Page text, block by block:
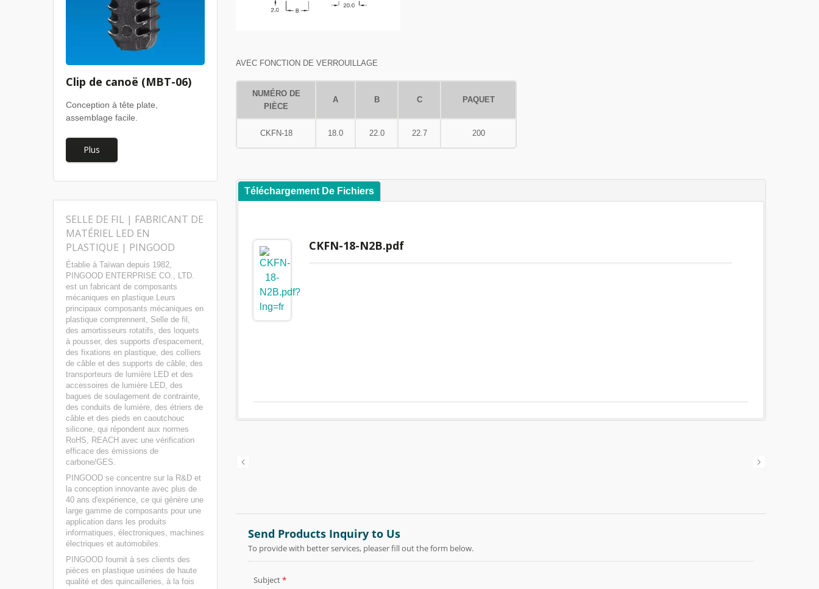
Clip de canoë (MBT-06)
Conception à tête plate,
assemblage facile.
Plus
SELLE DE FIL | FABRICANT DE
MATÉRIEL LED EN
PLASTIQUE | PINGOOD
Établie à Taïwan depuis 1982,
PINGOOD ENTERPRISE CO., LTD.
est un fabricant de composants
mécaniques en plastique.Leurs
principaux composants mécaniques en
plastique comprennent, Selle de fil,
des amortisseurs rotatifs, des loquets
à pousser, des supports d'espacement,
des fixations en plastique, des colliers
de câble et des supports de câble, des
transporteurs de lumière LED et des
accessoires de lumière LED, des
bagues de soulagement de contrainte,
des conduits de lumière, des étriers de
câble et des pieds en caoutchouc
silicone, qui répondent aux normes
RoHS, REACH avec une vérification
efficace des émissions de
carbone/GES.
PINGOOD se concentre sur la R&D et
la conception innovante avec plus de
40 ans d'expérience, ce qui génère une
large gamme de composants pour une
application dans les produits
informatiques, électroniques, machines
électriques et automobiles.
PINGOOD fournit à ses clients des
pièces en plastique usinées de haute
qualité et des quincailleries, à la fois
AVEC FONCTION DE VERROUILLAGE
NUMÉRO DE
PIÈCE
A B C PAQUET
CKFN-18 18.0 22.0 22.7 200
Téléchargement De Fichiers
CKFN-18-N2B.pdf